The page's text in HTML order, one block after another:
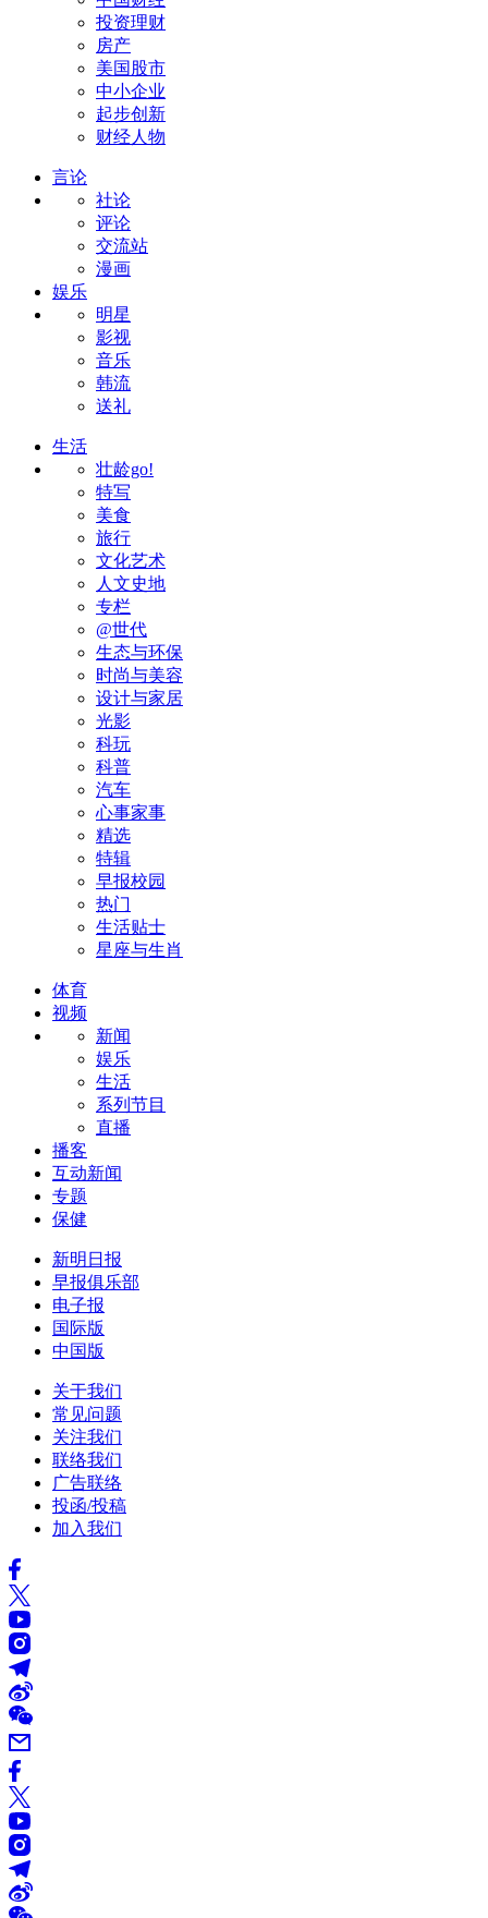
投资理财
房产
美国股市
中小企业
起步创新
财经人物
言论
社论
评论
交流站
漫画
娱乐
明星
影视
音乐
韩流
送礼
生活
壮龄go!
特写
美食
旅行
文化艺术
人文史地
专栏
@世代
生态与环保
时尚与美容
设计与家居
光影
科玩
科普
汽车
心事家事
精选
特辑
早报校园
热门
生活贴士
星座与生肖
体育
视频
新闻
娱乐
生活
系列节目
直播
播客
互动新闻
专题
保健
新明日报
早报俱乐部
电子报
国际版
中国版
关于我们
常见问题
关注我们
联络我们
广告联络
投函/投稿
加入我们